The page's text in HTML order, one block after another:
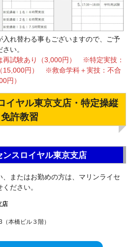
れ替わる事もございますので、ご予
い。
再試験あり（3,000円） ※特定実技：
15,000円） ※救命学科＋実技：不合
円）
イヤル東京支店・特定操縦
免許教習
ンスロイヤル東京支店
またはお勤めの方は、マリンライセ
ださい。
店
本橋ビル３階）